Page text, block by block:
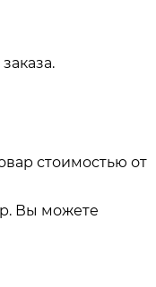
стоимостью от
Вы можете